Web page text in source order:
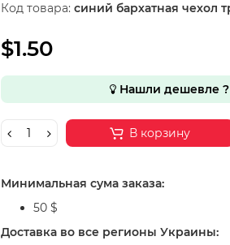
Код товара: синий бархатная чехол
$1.50
Нашли дешевле ?
В корзину
Минимальная сума заказа:
50 $
Доставка во все регионы Украины: